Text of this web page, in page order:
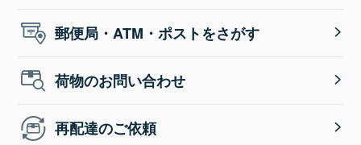
郵便局・ATM・ポストをさがす
荷物のお問い合わせ
再配達のご依頼